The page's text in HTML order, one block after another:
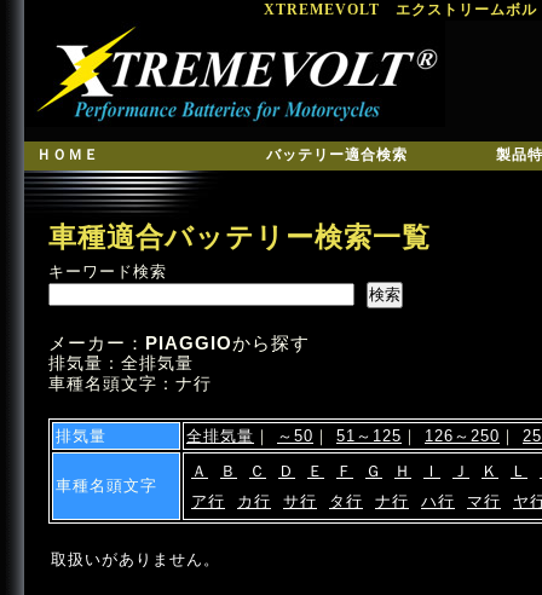
XTREMEVOLT エクストリームボル
ＨＯＭＥ バッテリー適合検索 製品
車種適合バッテリー検索一覧
キーワード検索
メーカー： PIAGGIOから探す
排気量：全排気量
車種名頭文字：ナ行
排気量 全排気量 ｜ ～50 ｜ 51～125 ｜ 126～250 ｜
車種名頭文字
Ａ Ｂ Ｃ Ｄ Ｅ Ｆ Ｇ Ｈ Ｉ Ｊ Ｋ Ｌ
ア行
カ行 サ行 タ行 ナ行 ハ行 マ行 ヤ
取扱いがありません。